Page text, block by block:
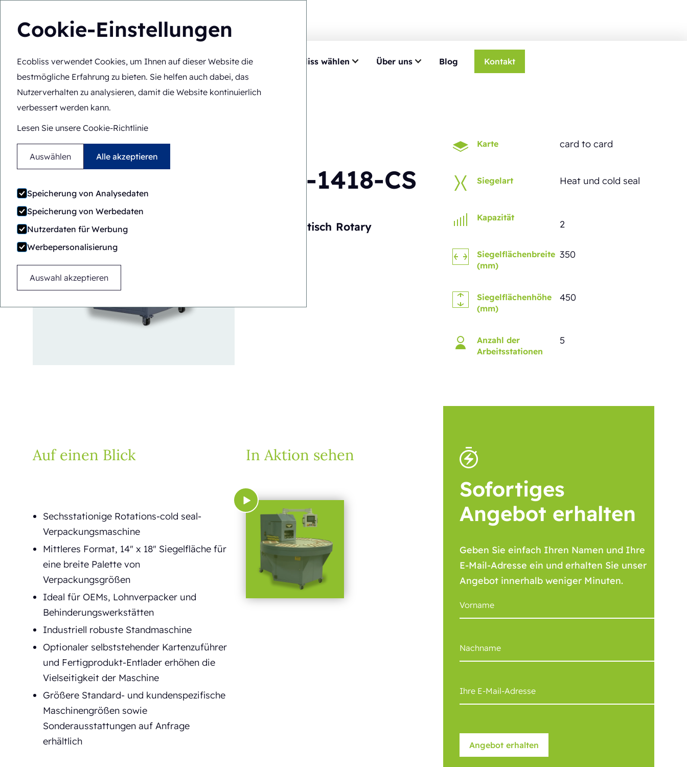
Cookie-Einstellungen
Ecobliss verwendet Cookies, um Ihnen auf dieser Website die
bestmögliche Erfahrung zu bieten. Sie helfen auch dabei, das
Nutzerverhalten zu analysieren, damit die Website kontinuierlich
verbessert werden kann.
Lesen Sie unsere Cookie-Richtlinie
Auswählen Alle akzeptieren
Speicherung von Analysedaten
Speicherung von Werbedaten
Nutzerdaten für Werbung
Werbepersonalisierung
Auswahl akzeptieren
Lösungen Fachkompetenz Ecobliss wählen Über uns Blog Kontakt
DE
Sie befinden sich hier:
Startseite Lösungen Verpackungsmaschinen
ERB6-1418-CS
Halbautomatisch Rotary
Karte card to card
Siegelart Heat und cold seal
Kapazität
2
Siegelflächenbreite
(mm)
350
Siegelflächenhöhe
(mm)
450
Anzahl der
Arbeitsstationen
5
Auf einen Blick
Sechsstationige Rotations-cold seal-
Verpackungsmaschine
Mittleres Format, 14" x 18" Siegelfläche für
eine breite Palette von
Verpackungsgrößen
Ideal für OEMs, Lohnverpacker und
Behinderungswerkstätten
Industriell robuste Standmaschine
Optionaler selbststehender Kartenzuführer
und Fertigprodukt-Entlader erhöhen die
Vielseitigkeit der Maschine
Größere Standard- und kundenspezifische
Maschinengrößen sowie
Sonderausstattungen auf Anfrage
erhältlich
In Aktion sehen
Sofortiges
Angebot erhalten
Geben Sie einfach Ihren Namen und Ihre
E-Mail-Adresse ein und erhalten Sie unser
Angebot innerhalb weniger Minuten.